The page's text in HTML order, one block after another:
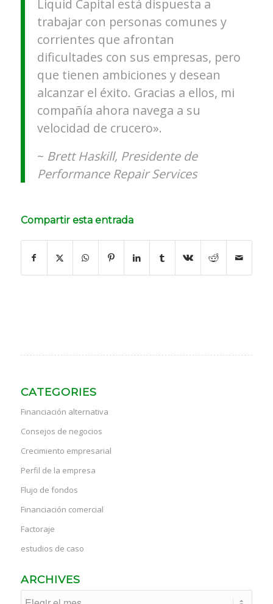
Liquid Capital está dispuesta a
trabajar con personas comunes y
corrientes que afrontan
dificultades con sus empresas, pero
que tienen ambiciones y desean
alcanzar el éxito. Gracias a ellos, mi
compañía ahora navega a su
velocidad de crucero».
~ Brett Haskill, Presidente de
Performance Repair Services
Compartir esta entrada
CATEGORIES
Financiación alternativa
Consejos de negocios
Crecimiento empresarial
Perfil de la empresa
Flujo de fondos
Financiación comercial
Factoraje
estudios de caso
ARCHIVES